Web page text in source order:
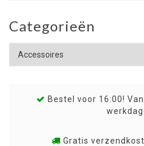
Categorieën
Bestel voor 16:00!
Gratis